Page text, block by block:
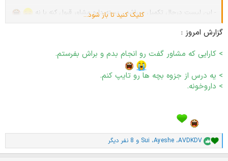
- این لیست درحال تکمیل میباشد... بسته داره مشاور قبول کنه یا نه
کارای کمتر مربوط به درس :
کلیک کنید تا باز شود...
گزارش امروز :
> کارایی که مشاور گفت رو انجام بدم و براش بفرستم.
> یه درس از جزوه بچه ها رو تایپ کنم.
> داروخونه.
ا
م
AVDKDV، Ayeshe، Sui و 8 نفر دیگر